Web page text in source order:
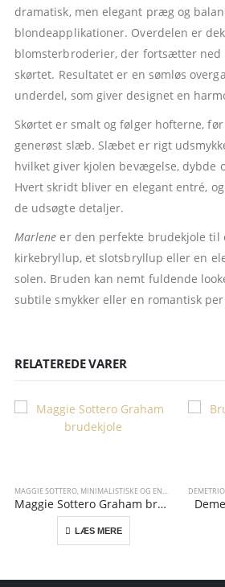
dramatisk, men elegant præg og
blondeapplikationer. Overdelen er
blomsterbroderier, der fortsætter ned
skørtet. Resultatet er en sømløs
underdel, som giver designet en
Skørtet er smalt og følger hofterne,
generøst slæb. Slæbet er rigt
hvilket giver kjolen bevægelse, dybde
Hvert skridt bliver en elegant entré,
de udsøgte detaljer.
Marlene er den perfekte brudekjole til
kirkebryllup, et slotsbryllup eller en
solen. Bruden kan nemt fuldende
subtile smykker eller en romantisk
RELATEREDE VARER
MAGGIE SOTTERO, MINIMALISTISKE OG ENKLE BRUDEKJOLER
Maggie Sottero Graham brudekjole
LÆS MERE